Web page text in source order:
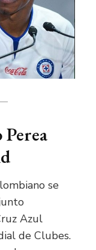
se
Azul
de Clubes.